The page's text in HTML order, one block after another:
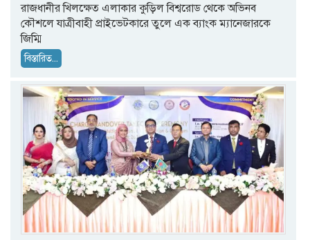
​রাজধানীর খিলক্ষেত এলাকার কুড়িল বিশ্বরোড থেকে অভিনব
কৌশলে যাত্রীবাহী প্রাইভেটকারে তুলে এক ব্যাংক ম্যানেজারকে
জিম্মি
বিস্তারিত...